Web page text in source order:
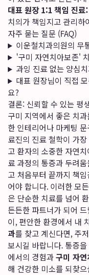
대표 원장 1:1 책임 진료:
치의가 책임지고 관리하
자주 묻는 질문 (FAQ)
이운철치과의원의 무
'구미 자연치아보존'
과잉 진료 없는 양심
대표 원장님이 직접
요?
결론: 신뢰할 수 있는 평
구미 지역에서 좋은 치
한 인테리어나 마케팅
료진의 진료 철학이 가
고 환자의 소중한 자연
료 과정의 통증과 두려
고 처음부터 끝까지 책
어야 합니다. 이러한 모
은 단순한 치료를 넘어
든든한 파트너가 되어
이, 편안한 환경에서 내
과를 찾고 계신다면, 주
보시길 바랍니다. 통증
에서의 경험과구미 자
해 건강한 미소를 되찾